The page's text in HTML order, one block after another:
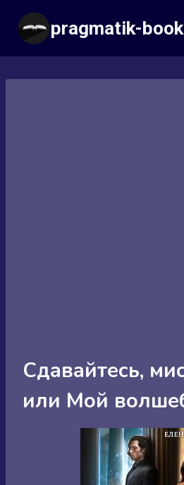
Перейти
содержимому
pragmatik-
Сдавайтесь,
или Мой